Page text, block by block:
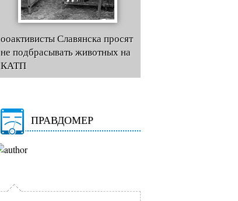
ооактивисты Славянска просят
не подбрасывать животных на
КАТП
ПРАВДОМЕР